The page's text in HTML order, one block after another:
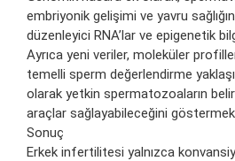
embriyonik gelişimi ve yavru
düzenleyici RNA’lar ve epigenetik
Ayrıca yeni veriler, moleküler
temelli sperm değerlendirme
olarak yetkin spermatozoaların
araçlar sağlayabileceğini
Sonuç
Erkek infertilitesi yalnızca